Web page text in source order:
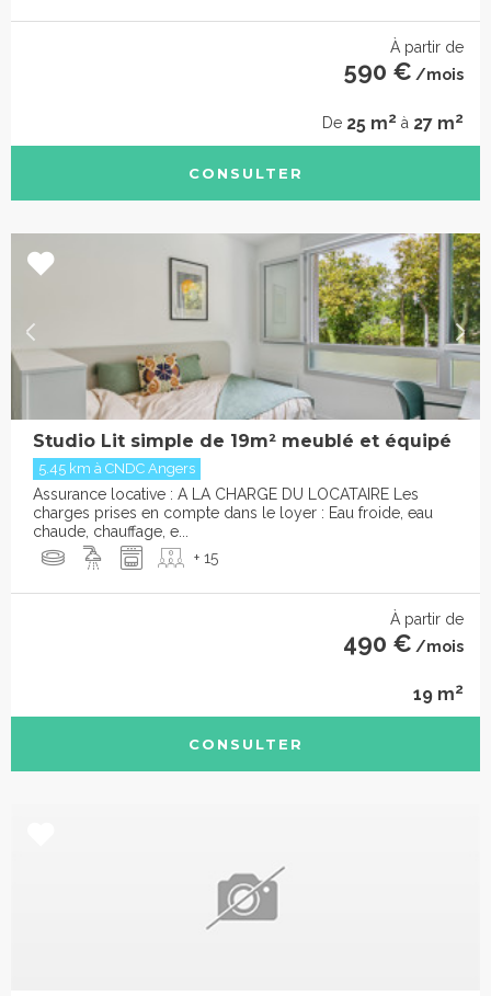
À partir de
590 € /mois
De 25 m2 à 27 m2
CONSULTER
Studio Lit simple de 19m² meublé et équipé
5.45 km à CNDC Angers
Assurance locative : A LA CHARGE DU LOCATAIRE Les
charges prises en compte dans le loyer : Eau froide, eau
chaude, chauffage, e...
+ 15
À partir de
490 € /mois
19 m2
CONSULTER